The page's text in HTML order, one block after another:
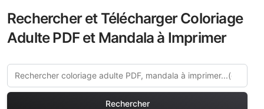
Rechercher et Télécharger Coloriage
Adulte PDF et Mandala à Imprimer
Rechercher